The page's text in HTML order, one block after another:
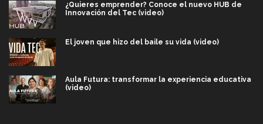
¿Quieres emprender? Conoce el nuevo HUB de
Innovación del Tec (video)
El joven que hizo del baile su vida (video)
Aula Futura: transformar la experiencia educativa
(video)